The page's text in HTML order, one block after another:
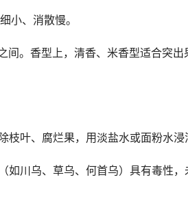
小、消散慢。
。香型上，清香、米香型适合突
叶、腐烂果，用淡盐水或面粉水浸
如川乌、草乌、何首乌）具有毒性